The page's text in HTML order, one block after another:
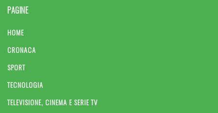
PAGINE
HOME
CRONACA
SPORT
TECNOLOGIA
TELEVISIONE, CINEMA E SERIE TV